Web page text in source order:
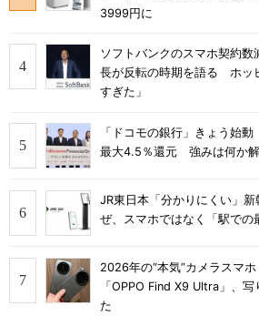
3999円に
ソフトバンクのスマホ契約
長が反転の時期を語る ホッ
すぎた」
「ドコモの銀行」きょう始
最大4.5％還元 強みは何か
JR東日本「分かりにくい」
ぜ、スマホではなく「駅での
2026年の“本気”カメラスマ
「OPPO Find X9 Ultra」、
た